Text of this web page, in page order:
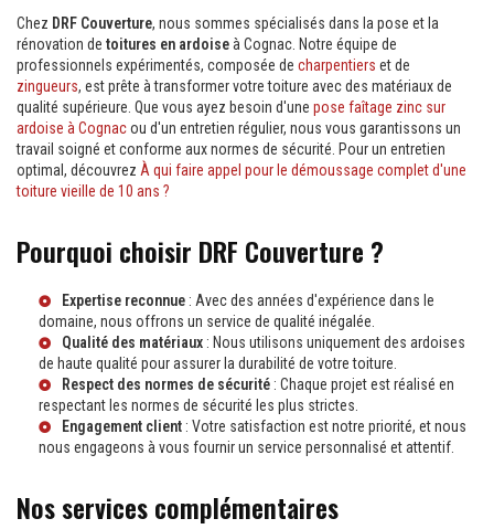
Chez DRF Couverture, nous sommes spécialisés dans la pose et la
rénovation de toitures en ardoiseà Cognac. Notre équipe de
professionnels expérimentés, composée de charpentiers et de
zingueurs, est prête à transformer votre toiture avec des matériaux de
qualité supérieure. Que vous ayez besoin d'une pose faîtage zinc sur
ardoise à Cognacou d'un entretien régulier, nous vous garantissons un
travail soigné et conforme aux normes de sécurité. Pour un entretien
optimal, découvrez À qui faire appel pour le démoussage complet d'une
toiture vieille de 10 ans ?
Pourquoi choisir DRF Couverture ?
Expertise reconnue : Avec des années d'expérience dans le
domaine, nous offrons un service de qualité inégalée.
Qualité des matériaux : Nous utilisons uniquement des ardoises
de haute qualité pour assurer la durabilité de votre toiture.
Respect des normes de sécurité : Chaque projet est réalisé en
respectant les normes de sécurité les plus strictes.
Engagement client : Votre satisfaction est notre priorité, et nous
nous engageons à vous fournir un service personnalisé et attentif.
Nos services complémentaires